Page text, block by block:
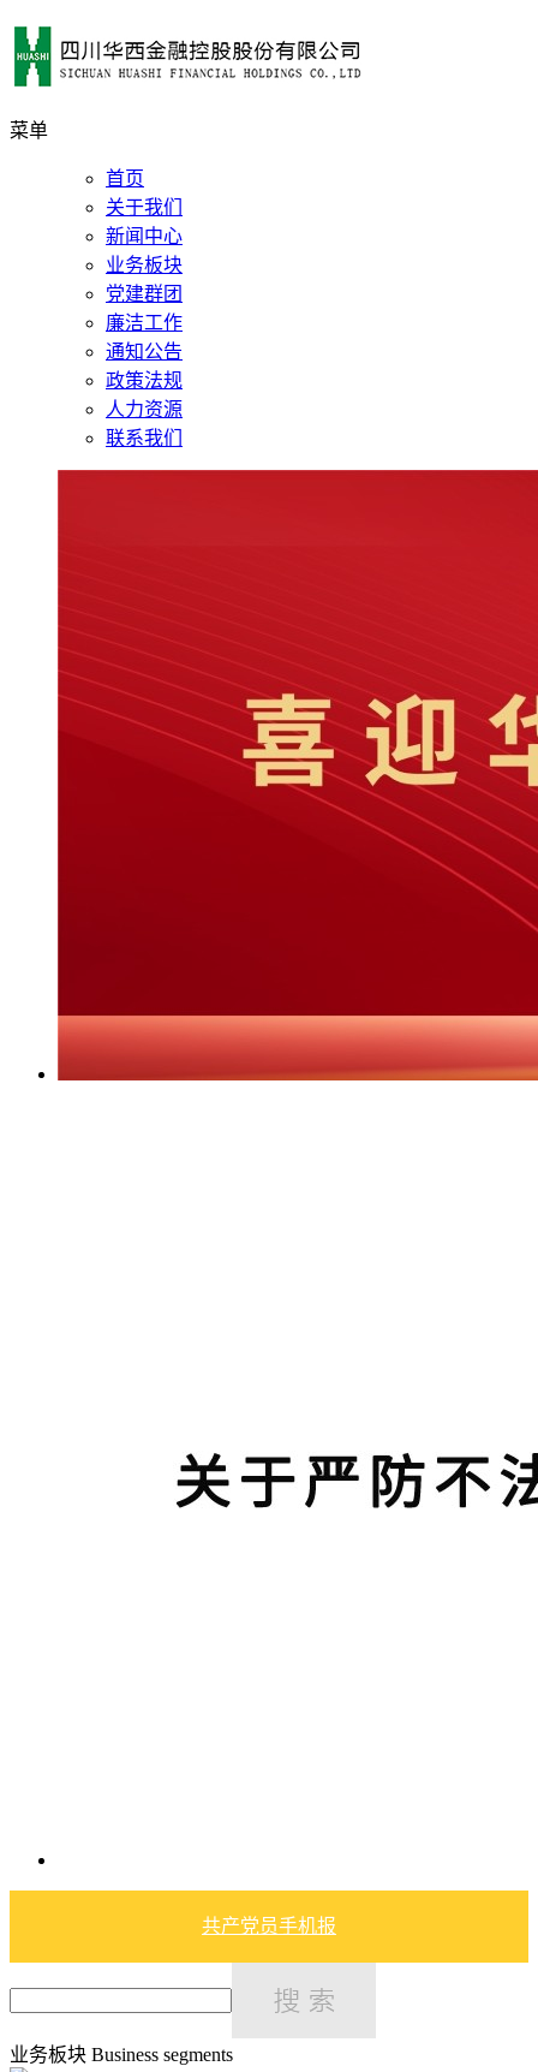
菜单
首页
关于我们
新闻中心
业务板块
党建群团
廉洁工作
通知公告
政策法规
人力资源
联系我们
共产党员手机报
业务板块 Business segments